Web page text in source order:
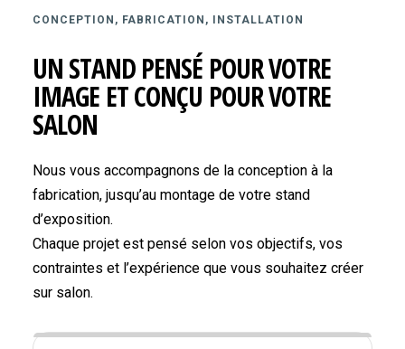
CONCEPTION, FABRICATION, INSTALLATION
UN STAND PENSÉ POUR VOTRE
IMAGE ET CONÇU POUR VOTRE
SALON
Nous vous accompagnons de la conception à la
fabrication, jusqu’au montage de votre stand
d’exposition.
Chaque projet est pensé selon vos objectifs, vos
contraintes et l’expérience que vous souhaitez créer
sur salon.